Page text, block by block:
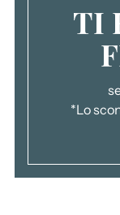
TI
*Lo